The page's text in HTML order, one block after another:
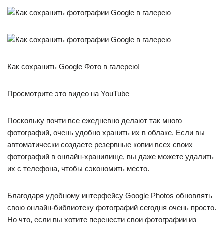
Как сохранить Google Фото в галерею!
Просмотрите это видео на YouTube
Поскольку почти все ежедневно делают так много
фотографий, очень удобно хранить их в облаке. Если вы
автоматически создаете резервные копии всех своих
фотографий в онлайн-хранилище, вы даже можете удалить
их с телефона, чтобы сэкономить место.
Благодаря удобному интерфейсу Google Photos обновлять
свою онлайн-библиотеку фотографий сегодня очень просто.
Но что, если вы хотите перенести свои фотографии из